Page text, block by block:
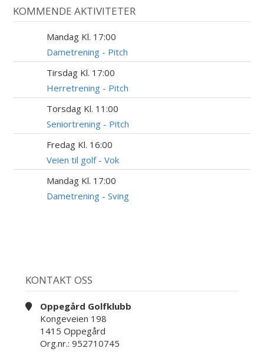
KOMMENDE AKTIVITETER
Mandag Kl. 17:00
Dametrening - Pitch
Tirsdag Kl. 17:00
Herretrening - Pitch
Torsdag Kl. 11:00
Seniortrening - Pitch
Fredag Kl. 16:00
Veien til golf - Vok
Mandag Kl. 17:00
Dametrening - Sving
KONTAKT OSS
Oppegård Golfklubb
Kongeveien 198
1415 Oppegård
Org.nr.: 952710745